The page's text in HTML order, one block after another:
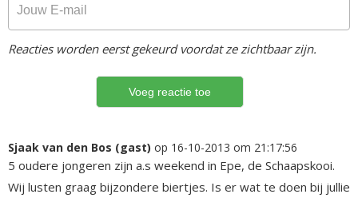
Reacties worden eerst gekeurd voordat ze zichtbaar zijn.
Sjaak van den Bos (gast) op 16-10-2013 om 21:17:56
5 oudere jongeren zijn a.s weekend in Epe, de Schaapskooi.
Wij lusten graag bijzondere biertjes. Is er wat te doen bij jullie